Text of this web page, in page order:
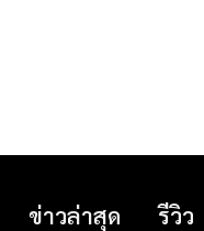
ข่าวล่าสุด รีวิว